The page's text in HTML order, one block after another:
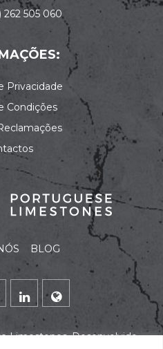
262 505 060
Privacidade
Condições
BLOG
Limestones. Desenvolvido